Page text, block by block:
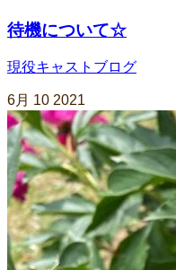
待機について☆
現役キャストブログ
6月 10 2021